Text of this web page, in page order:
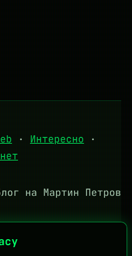
· Интересно ·
на Мартин Петров